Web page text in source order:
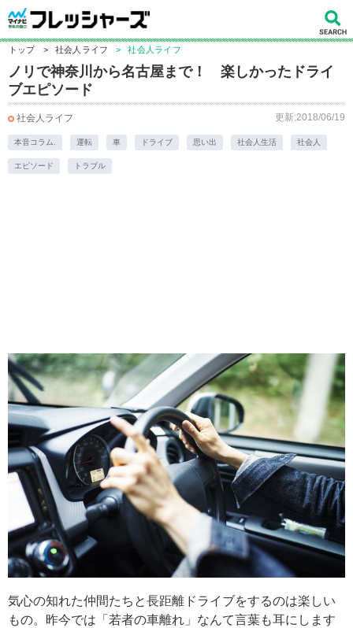
トップ > 社会人ライフ > 社会人ライフ
ノリで神奈川から名古屋まで！ 楽しかったドライ
ブエピソード
社会人ライフ 更新:2018/06/19
本音コラム. 運転 車 ドライブ 思い出 社会人生活 社会人
エピソード トラブル
気心の知れた仲間たちと長距離ドライブをするのは楽しい
もの。昨今では「若者の車離れ」なんて言葉も耳にします